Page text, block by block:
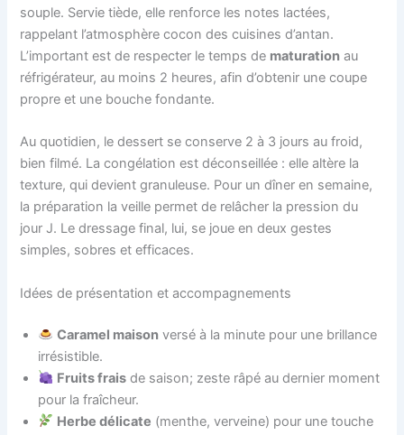
souple. Servie tiède, elle renforce les notes lactées,
rappelant l’atmosphère cocon des cuisines d’antan.
L’important est de respecter le temps de maturation au
réfrigérateur, au moins 2 heures, afin d’obtenir une coupe
propre et une bouche fondante.
Au quotidien, le dessert se conserve 2 à 3 jours au froid,
bien filmé. La congélation est déconseillée : elle altère la
texture, qui devient granuleuse. Pour un dîner en semaine,
la préparation la veille permet de relâcher la pression du
jour J. Le dressage final, lui, se joue en deux gestes
simples, sobres et efficaces.
Idées de présentation et accompagnements
Caramel maison versé à la minute pour une brillance
irrésistible.
Fruits frais de saison; zeste râpé au dernier moment
pour la fraîcheur.
Herbe délicate (menthe, verveine) pour une touche